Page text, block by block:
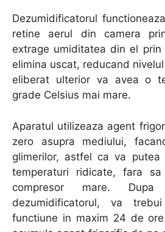
Dezumidificatorul
retine aerul din camera
extrage umiditatea din el prin
elimina uscat, reducand
eliberat ulterior va avea o
grade Celsius mai mare.
Aparatul utilizeaza agent
zero asupra mediului,
glimerilor, astfel ca va
temperaturi ridicate, fara
compresor mare.
dezumidificatorul, va
functiune in maxim 24 de